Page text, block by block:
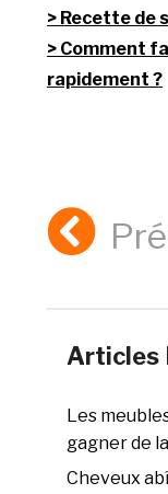
Recette de
Comment
rapidement ?
Articles
Les
gagner de
Cheveux